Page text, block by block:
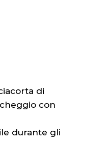
di
con
durante gli